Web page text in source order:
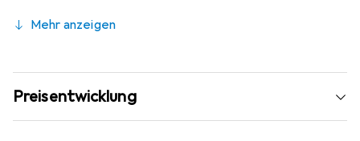
Mehr anzeigen
Preisentwicklung